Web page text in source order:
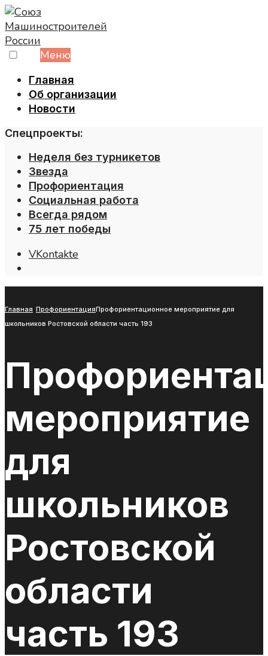
Skip
to
content
Меню
Главная
Об организации
Новости
Спецпроекты:
Неделя без турникетов
Звезда
Профориентация
Социальная работа
Всегда рядом
75 лет победы
VKontakte
Главная ПрофориентацияПрофориентационное мероприятие для
школьников Ростовской области часть 193
мероприятие
для
школьников
Ростовской
области
часть 193